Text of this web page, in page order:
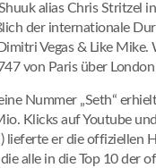
alias Chris Stritzel
der internationale
Vegas & Like
von Paris über
Nummer „Seth“
Klicks auf Youtube
lieferte er die
alle in die Top 10 der